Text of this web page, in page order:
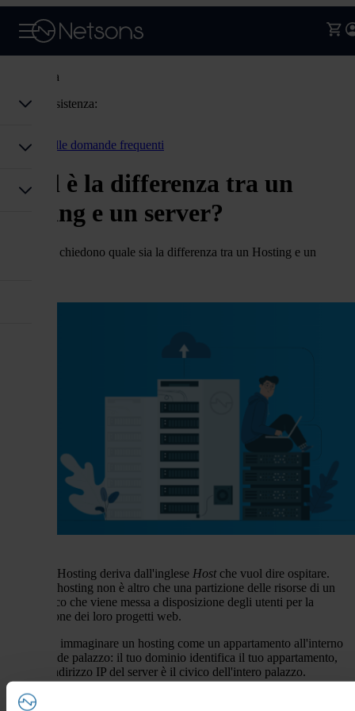
Assistenza
Codice assistenza:
Torna alle domande frequenti
Qual è la differenza tra un
hosting e un server?
In molti si chiedono quale sia la differenza tra un Hosting e un
La parola Hosting deriva dall'inglese Host che vuol dire ospitare.
Difatti un hosting non è altro che una partizione delle risorse di un
server fisico che viene messa a disposizione degli utenti per la
realizzazione dei loro progetti web.
È comune immaginare un hosting come un appartamento all'interno
di un grande palazzo: il tuo dominio identifica il tuo appartamento,
mentre l'indirizzo IP del server è il civico dell'intero palazzo.
Gli Hosting, infatti, si identificano come servizi condivisi poiché